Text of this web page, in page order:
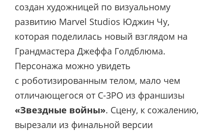
создан художницей по визуальному
развитию Marvel Studios Юджин Чу,
которая поделилась новый взглядом на
Грандмастера Джеффа Голдблюма.
Персонажа можно увидеть
с роботизированным телом, мало чем
отличающегося от C-3PO из франшизы
«Звездные войны». Сцену, к сожалению,
вырезали из финальной версии